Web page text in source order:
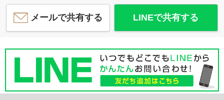
メールで共有する LINEで共有する